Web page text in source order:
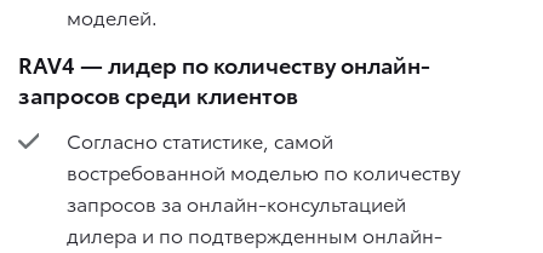
моделей.
RAV4 — лидер по количеству онлайн-
запросов среди клиентов
Согласно статистике, самой
востребованной моделью по количеству
запросов за онлайн-консультацией
дилера и по подтвержденным онлайн-